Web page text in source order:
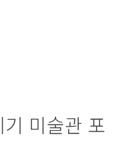
미술관 포